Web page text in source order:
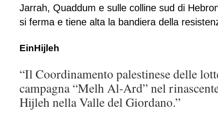
Jarrah, Quaddum e sulle colline sud di
si ferma e tiene alta la bandiera della
EinHijleh
“Il Coordinamento palestinese delle
campagna “Melh Al-Ard” nel
Hijleh nella Valle del Giordano.”